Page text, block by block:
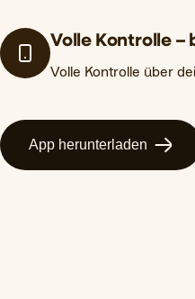
Volle Kontrolle –
Volle Kontrolle über
App herunterladen